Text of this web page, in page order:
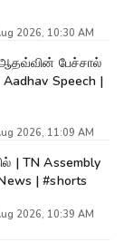
2026, 10:30 AM
பேச்சால்
Speech |
2026, 11:09 AM
| TN Assembly
| #shorts
2026, 10:39 AM